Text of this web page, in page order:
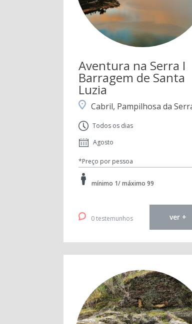
Aventura na Serra I
Barragem de Santa
Luzia
Cabril, Pampilhosa da
Todos os dias
Agosto
*Preço por pessoa
mínimo 1/ máximo 99
0 testemunhos ver +